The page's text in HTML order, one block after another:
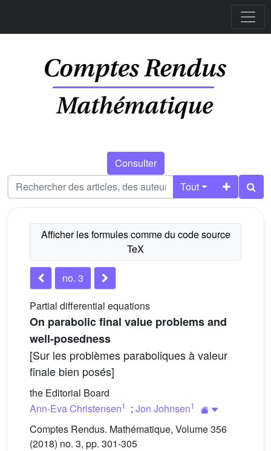
Consulter
Tout
no. 3
Partial differential equations
On parabolic final value problems and
well-posedness
[Sur les problèmes paraboliques à valeur
finale bien posés]
the Editorial Board
Ann-Eva Christensen1 ; Jon Johnsen1
Comptes Rendus. Mathématique, Volume 356
(2018) no. 3, pp. 301-305